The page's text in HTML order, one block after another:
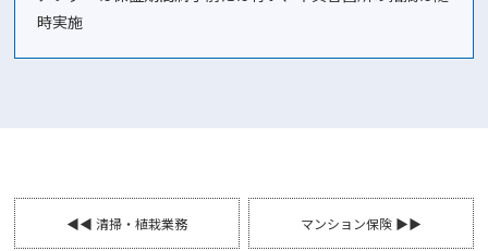
時実施
◀◀ 清掃・植栽業務 マンション保険 ▶▶